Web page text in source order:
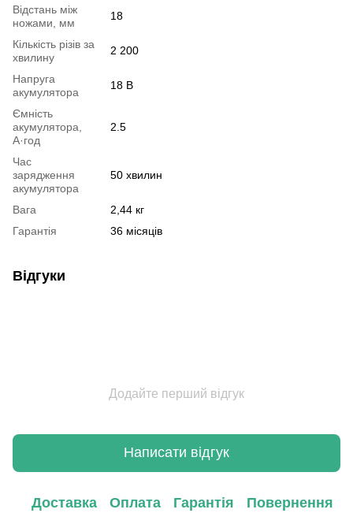
Відстань між
ножами, мм
18
Кількість різів за
хвилину
2 200
Напруга
акумулятора
18 В
Ємність
акумулятора,
А·год
2.5
Час
зарядження
акумулятора
50 хвилин
Вага
2,44 кг
Гарантія
36 місяців
Відгуки
Додайте перший відгук
Написати відгук
Доставка Оплата Гарантія Повернення